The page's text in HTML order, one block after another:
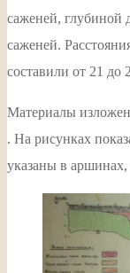
саженей, глубиной
саженей.
составили от 21 до
Материалы
. На рисунках
указаны в